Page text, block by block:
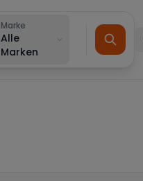
Marke
Alle
Marken